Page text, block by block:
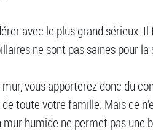
avec le plus grand sérieux.
ne sont pas saines pour la
vous apporterez donc du
toute votre famille. Mais ce
humide ne permet pas une